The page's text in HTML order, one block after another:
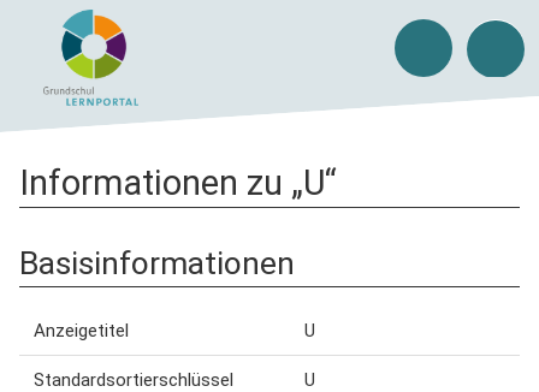
Informationen zu „U“
Basisinformationen
Anzeigetitel U
Standardsortierschlüssel U